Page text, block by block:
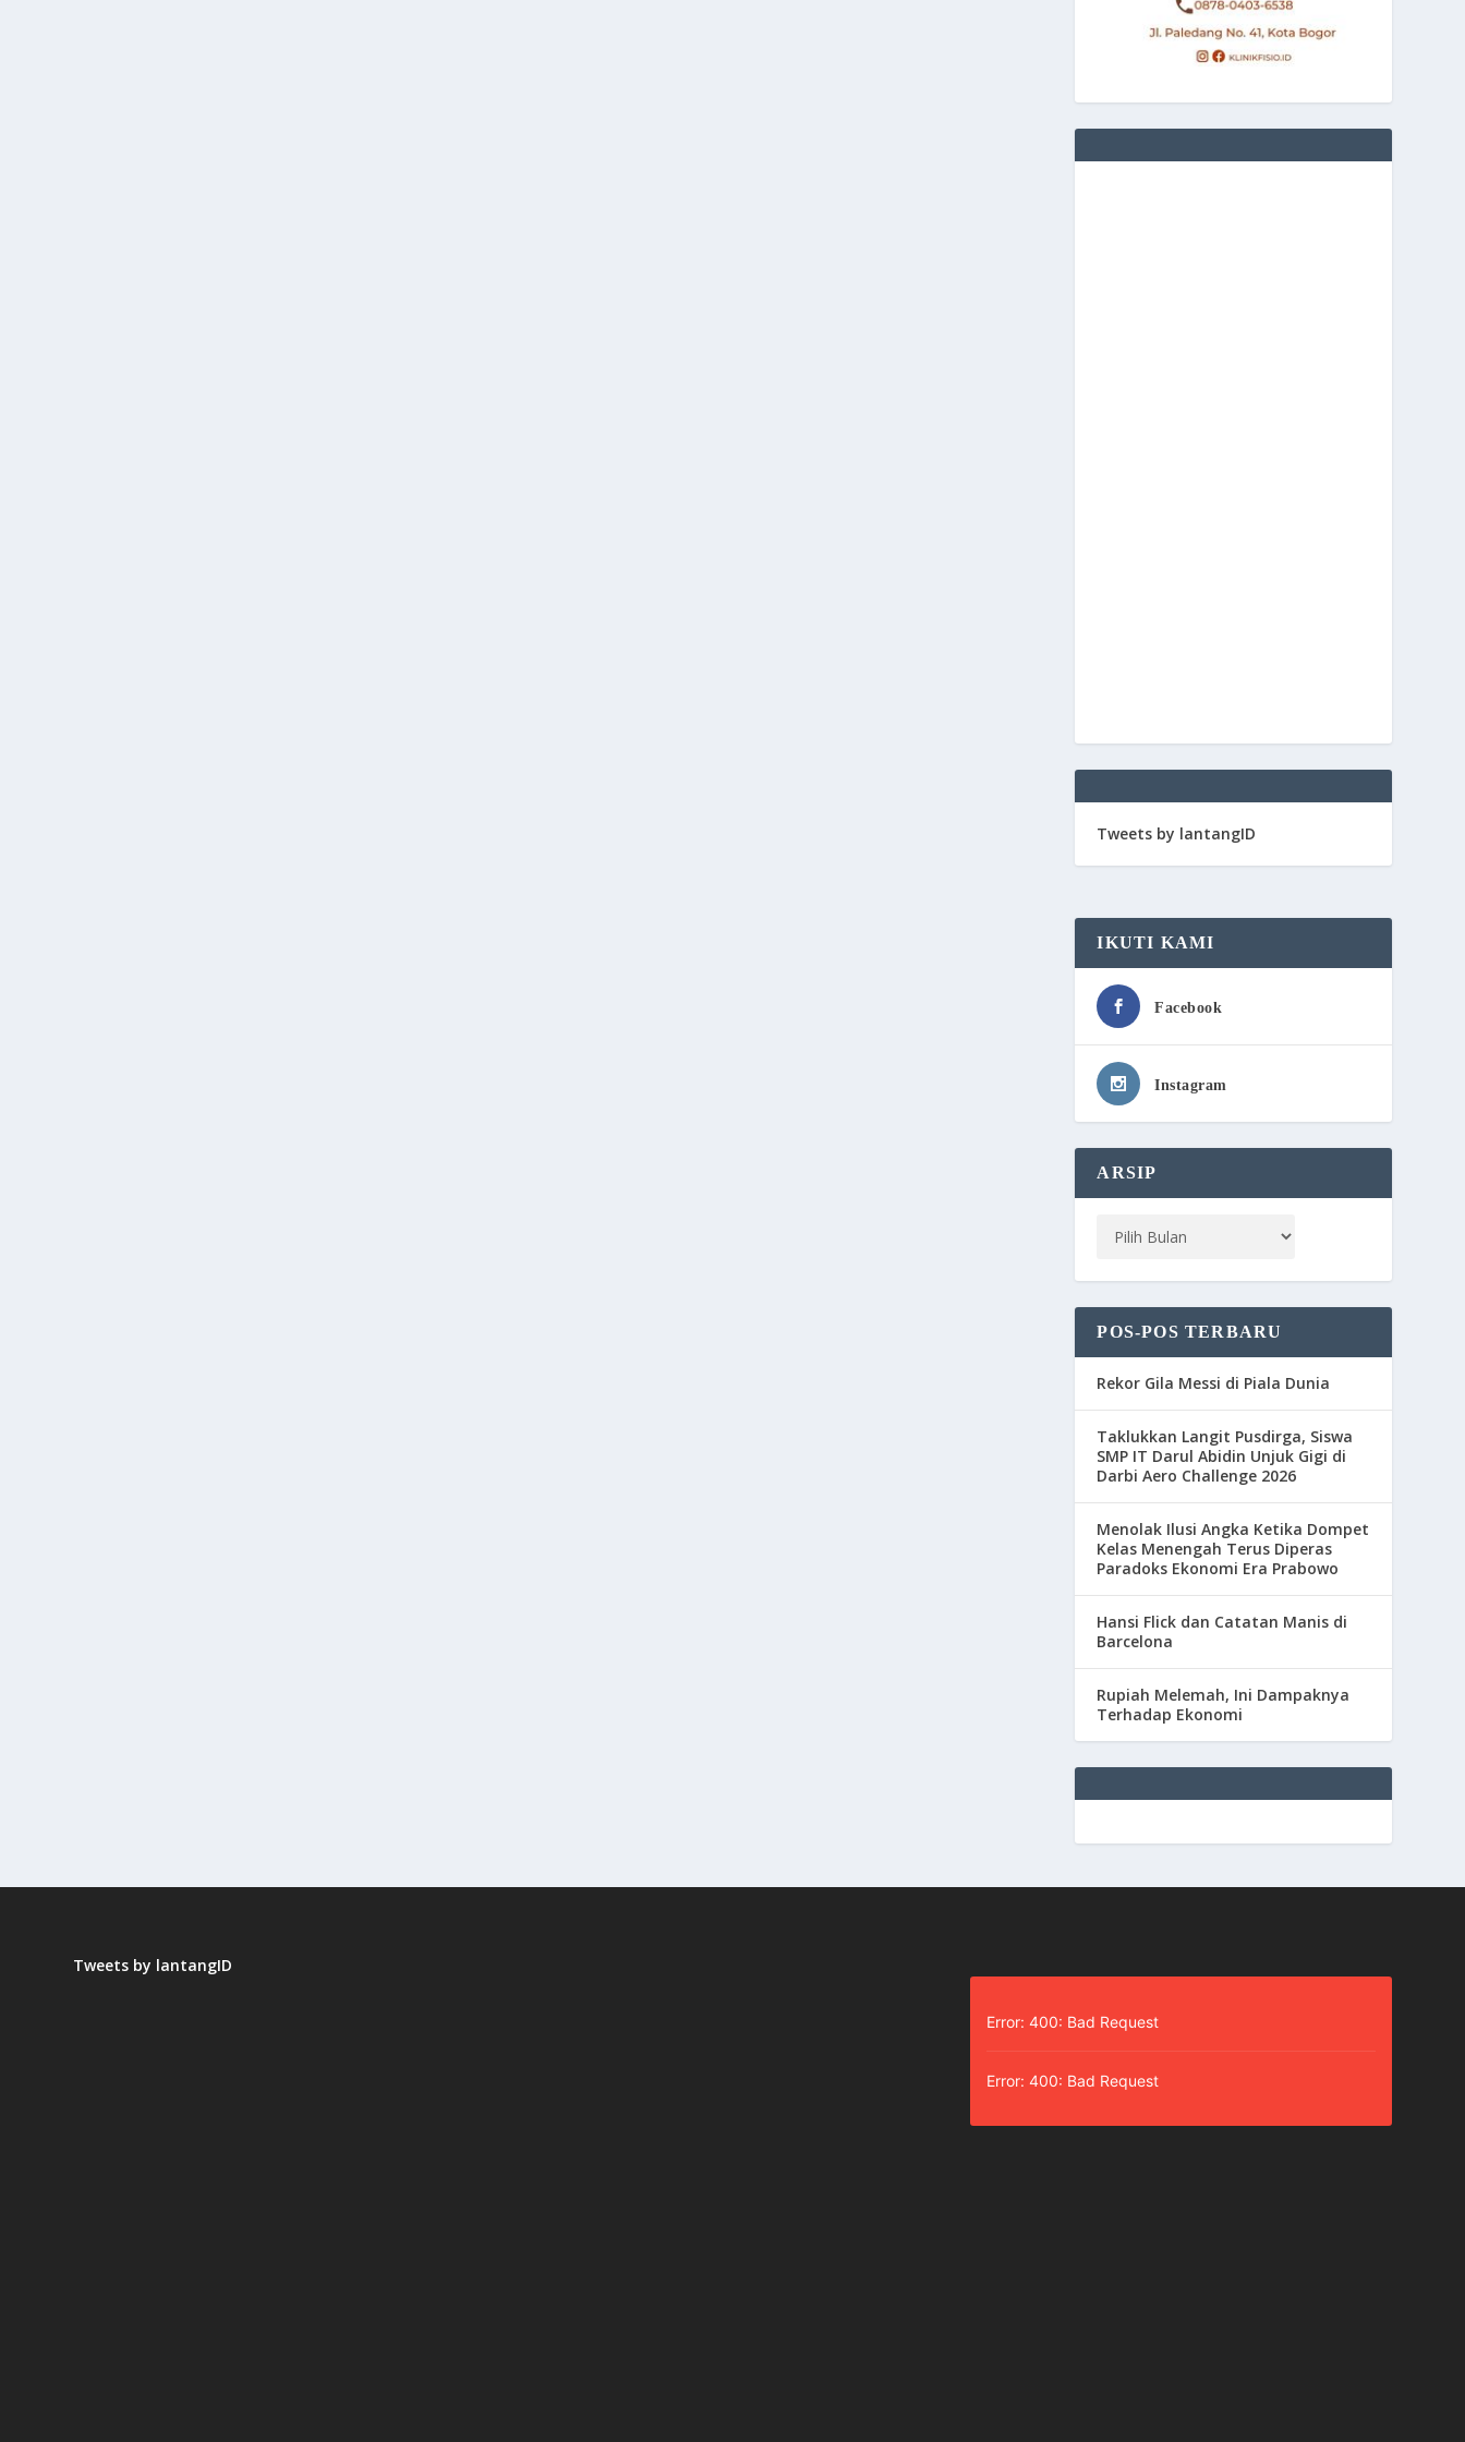
Tweets by lantangID
IKUTI KAMI
Facebook
Instagram
ARSIP
POS-POS TERBARU
Rekor Gila Messi di Piala Dunia
Taklukkan Langit Pusdirga, Siswa
SMP IT Darul Abidin Unjuk Gigi di
Darbi Aero Challenge 2026
Menolak Ilusi Angka Ketika Dompet
Kelas Menengah Terus Diperas
Paradoks Ekonomi Era Prabowo
Hansi Flick dan Catatan Manis di
Barcelona
Rupiah Melemah, Ini Dampaknya
Terhadap Ekonomi
Tweets by lantangID
Error: 400: Bad Request
Error: 400: Bad Request